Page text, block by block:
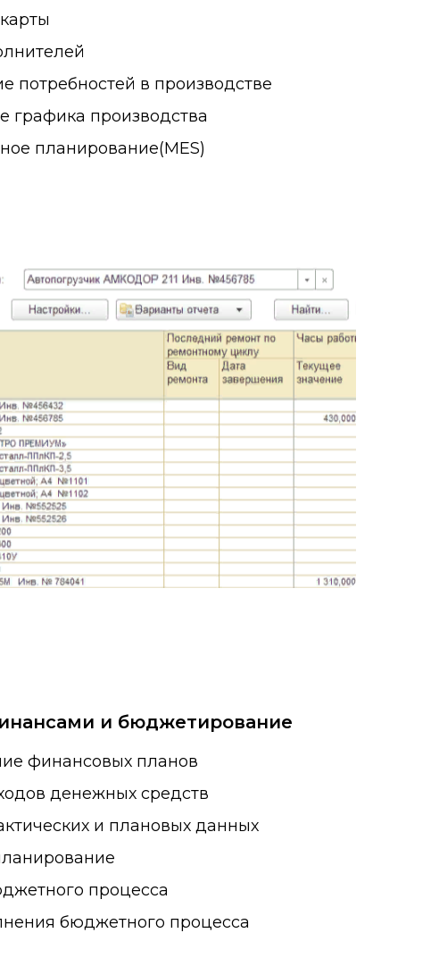
потребностей в производстве
графика производства
планирование(MES)
финансовых планов
денежных средств
и плановых данных
процесса
бюджетного процесса
и бюджетирование